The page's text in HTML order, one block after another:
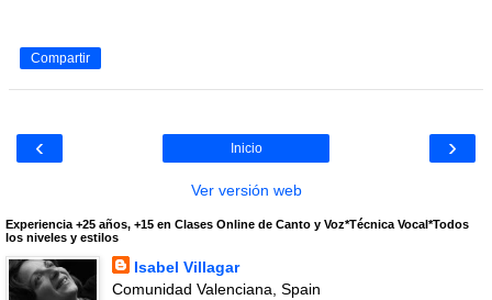
Compartir
‹ ›
Inicio
Ver versión web
Experiencia +25 años, +15 en Clases Online de Canto y Voz*Técnica Vocal*Todos
los niveles y estilos
Isabel Villagar
Comunidad Valenciana, Spain